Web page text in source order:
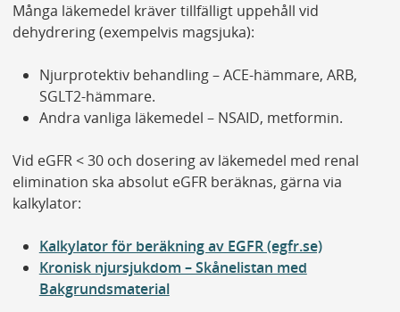
Många läkemedel kräver tillfälligt uppehåll vid
dehydrering (exempelvis magsjuka):
Njurprotektiv behandling – ACE-hämmare, ARB,
SGLT2-hämmare.
Andra vanliga läkemedel – NSAID, metformin.
Vid eGFR < 30 och dosering av läkemedel med renal
elimination ska absolut eGFR beräknas, gärna via
kalkylator:
Kalkylator för beräkning av EGFR (egfr.se)
Kronisk njursjukdom – Skånelistan med
Bakgrundsmaterial